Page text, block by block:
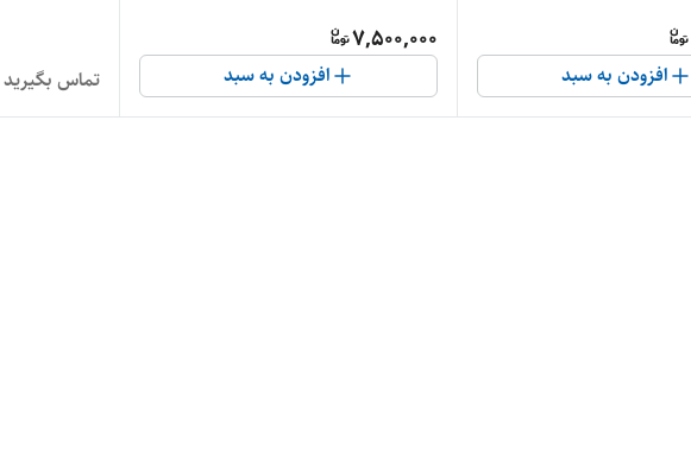
افزودن به سبد
7,500,000
افزودن به سبد تماس بگیرید